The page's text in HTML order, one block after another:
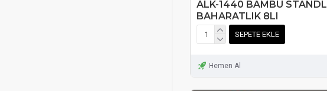
ALK-1440 BAMBU STANDLI
BAHARATLIK 8LI
SEPETE EKLE
Hemen Al